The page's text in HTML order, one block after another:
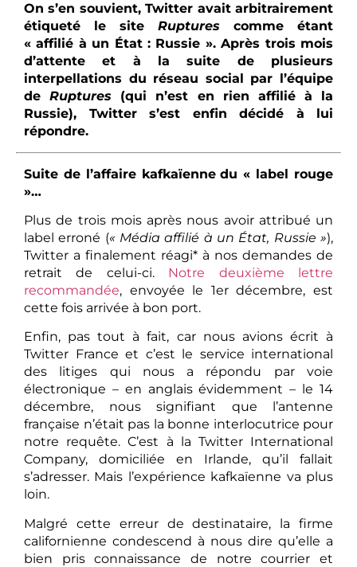
On s’en souvient, Twitter avait arbitrairement
étiqueté le site Ruptures comme étant
« affilié à un État : Russie ». Après trois mois
d’attente et à la suite de plusieurs
interpellations du réseau social par l’équipe
deRuptures (qui n’est en rien affilié à la
Russie), Twitter s’est enfin décidé à lui
répondre.
Suite de l’affaire kafkaïenne du « label rouge
»…
Plus de trois mois après nous avoir attribué un
label erroné (« Média affilié à un État, Russie »),
Twitter a finalement réagi* à nos demandes de
retrait de celui-ci. Notre deuxième lettre
recommandée, envoyée le 1er décembre, est
cette fois arrivée à bon port.
Enfin, pas tout à fait, car nous avions écrit à
Twitter France et c’est le service international
des litiges qui nous a répondu par voie
électronique – en anglais évidemment – le 14
décembre, nous signifiant que l’antenne
française n’était pas la bonne interlocutrice pour
notre requête. C’est à la Twitter International
Company, domiciliée en Irlande, qu’il fallait
s’adresser. Mais l’expérience kafkaïenne va plus
loin.
Malgré cette erreur de destinataire, la firme
californienne condescend à nous dire qu’elle a
bien pris connaissance de notre courrier et